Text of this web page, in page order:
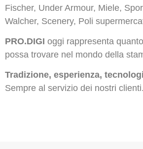
Fischer, Under Armour, Miele,
Walcher, Scenery, Poli
PRO.DIGI oggi rappresenta
possa trovare nel mondo della
Tradizione, esperienza,
Sempre al servizio dei nostri clienti.